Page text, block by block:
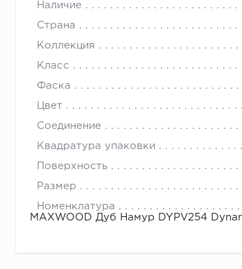
Наличие
Страна
Коллекция
Класс
Фаска
Цвет
Соединение
Квадратура упаковки
Поверхность
Размер
Номенклатура
MAXWOOD Дуб Намур DYPV254